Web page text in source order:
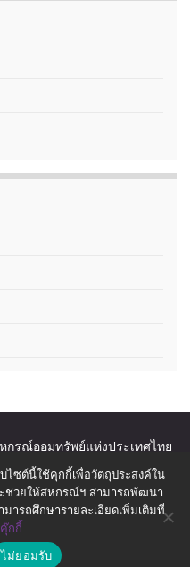
กรณ์ออมทรัพย์แห่งประเทศไทย
หกรณ์ออมทรัพย์ทหาร (สสอท.)
สมาชิกของชุมนุมสหกรณ์ออม
ทรัพย์แห่งประเทศไทย (สส.ชสอ.)
ซต์นี้ใช้คุกกี้เพื่อวัตถุประสงค์ใน
ช่วยให้สหกรณ์ฯ สามารถพัฒนา
ารถศึกษารายละเอียดเพิ่มเติมที่
กกี้
ไม่ยอมรับ